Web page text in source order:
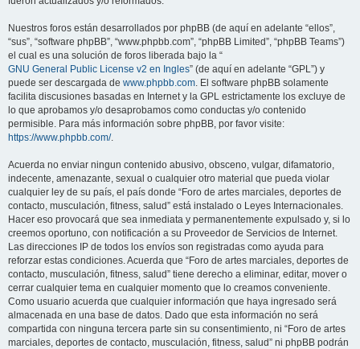
Nuestros foros están desarrollados por phpBB (de aquí en adelante “ellos”,
“sus”, “software phpBB”, “www.phpbb.com”, “phpBB Limited”, “phpBB Teams”)
el cual es una solución de foros liberada bajo la “
GNU General Public License v2 en Ingles” (de aquí en adelante “GPL”) y
puede ser descargada de www.phpbb.com. El software phpBB solamente
facilita discusiones basadas en Internet y la GPL estrictamente los excluye de
lo que aprobamos y/o desaprobamos como conductas y/o contenido
permisible. Para más información sobre phpBB, por favor visite:
https://www.phpbb.com/.
Acuerda no enviar ningun contenido abusivo, obsceno, vulgar, difamatorio,
indecente, amenazante, sexual o cualquier otro material que pueda violar
cualquier ley de su país, el país donde “Foro de artes marciales, deportes de
contacto, musculación, fitness, salud” está instalado o Leyes Internacionales.
Hacer eso provocará que sea inmediata y permanentemente expulsado y, si lo
creemos oportuno, con notificación a su Proveedor de Servicios de Internet.
Las direcciones IP de todos los envíos son registradas como ayuda para
reforzar estas condiciones. Acuerda que “Foro de artes marciales, deportes de
contacto, musculación, fitness, salud” tiene derecho a eliminar, editar, mover o
cerrar cualquier tema en cualquier momento que lo creamos conveniente.
Como usuario acuerda que cualquier información que haya ingresado será
almacenada en una base de datos. Dado que esta información no será
compartida con ninguna tercera parte sin su consentimiento, ni “Foro de artes
marciales, deportes de contacto, musculación, fitness, salud” ni phpBB podrán